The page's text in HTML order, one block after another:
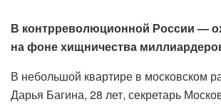
В контрреволюционной России —
на фоне хищничества
В небольшой квартире в московском
Дарья Багина, 28 лет, секретарь